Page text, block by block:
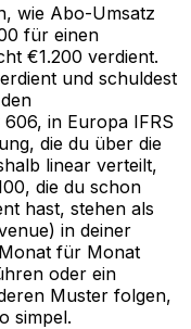
wie Abo-Umsatz
für einen
€1.200 verdient.
und schuldest
in Europa IFRS
die du über die
linear verteilt,
die du schon
hast, stehen als
in deiner
für Monat
oder ein
Muster folgen,
simpel.